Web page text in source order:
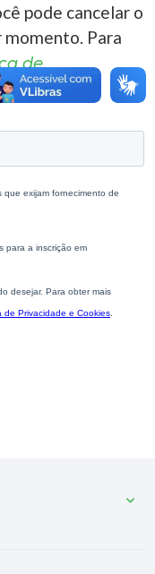
pode cancelar o
momento. Para
de